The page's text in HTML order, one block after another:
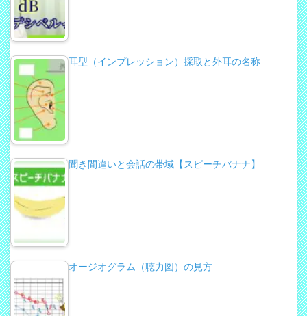
耳型（インプレッション）採取と外耳の名称
聞き間違いと会話の帯域【スピーチバナナ】
オージオグラム（聴力図）の見方